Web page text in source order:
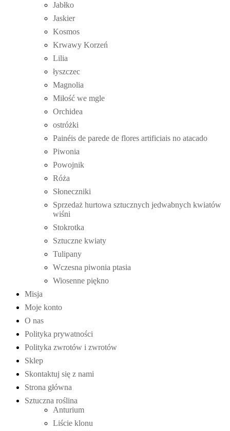
Jabłko
Jaskier
Kosmos
Krwawy Korzeń
Lilia
łyszczec
Magnolia
Miłość we mgle
Orchidea
ostróżki
Painéis de parede de flores artificiais no atacado
Piwonia
Powojnik
Róża
Słoneczniki
Sprzedaż hurtowa sztucznych jedwabnych kwiatów
wiśni
Stokrotka
Sztuczne kwiaty
Tulipany
Wczesna piwonia ptasia
Wiosenne piękno
Misja
Moje konto
O nas
Polityka prywatności
Polityka zwrotów i zwrotów
Sklep
Skontaktuj się z nami
Strona główna
Sztuczna roślina
Anturium
Liście klonu